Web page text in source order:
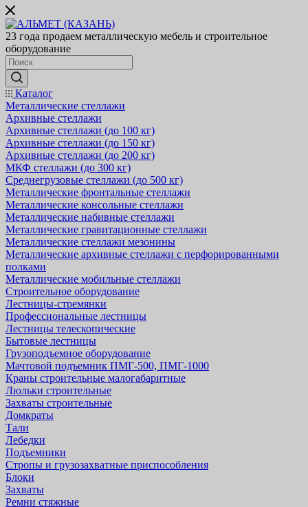
23 года продаем металлическую мебель и строительное
оборудование
Каталог
Металлические стеллажи
Архивные стеллажи
Архивные стеллажи (до 100 кг)
Архивные стеллажи (до 150 кг)
Архивные стеллажи (до 200 кг)
МКФ стеллажи (до 300 кг)
Среднегрузовые стеллажи (до 500 кг)
Металлические фронтальные стеллажи
Металлические консольные стеллажи
Металлические набивные стеллажи
Металлические гравитационные стеллажи
Металлические стеллажи мезонины
Металлические архивные стеллажи с перфорированными
полками
Металлические мобильные стеллажи
Строительное оборудование
Лестницы-стремянки
Профессиональные лестницы
Лестницы телескопические
Бытовые лестницы
Грузоподъемное оборудование
Мачтовой подъемник ПМГ-500, ПМГ-1000
Краны строительные малогабаритные
Люльки строительные
Захваты строительные
Домкраты
Тали
Лебедки
Подъемники
Стропы и грузозахватные приспособления
Блоки
Захваты
Ремни стяжные